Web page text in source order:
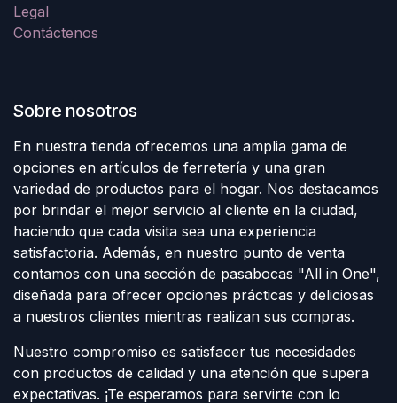
Legal
Contáctenos
Sobre nosotros
En nuestra tienda ofrecemos una amplia gama de
opciones en artículos de ferretería y una gran
variedad de productos para el hogar. Nos destacamos
por brindar el mejor servicio al cliente en la ciudad,
haciendo que cada visita sea una experiencia
satisfactoria. Además, en nuestro punto de venta
contamos con una sección de pasabocas "All in One",
diseñada para ofrecer opciones prácticas y deliciosas
a nuestros clientes mientras realizan sus compras.
Nuestro compromiso es satisfacer tus necesidades
con productos de calidad y una atención que supera
expectativas. ¡Te esperamos para servirte con lo